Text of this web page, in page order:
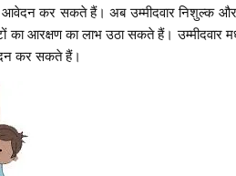
आवेदन कर सकते हैं। अब उम्मीदवार निशुल्क और
का आरक्षण का लाभ उठा सकते हैं। उम्मीदवार
कर सकते हैं।